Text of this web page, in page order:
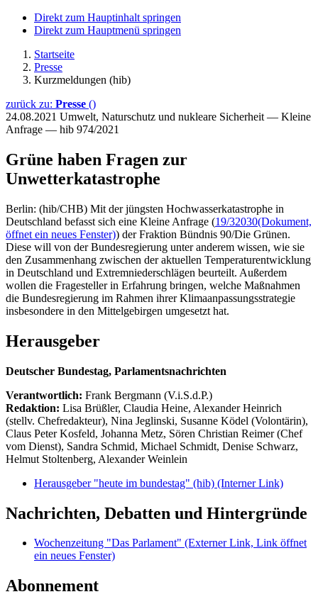
Direkt zum Hauptinhalt springen
Direkt zum Hauptmenü springen
Startseite
Presse
Kurzmeldungen (hib)
zurück zu: Presse ()
24.08.2021 Umwelt, Naturschutz und nukleare Sicherheit — Kleine
Anfrage — hib 974/2021
Grüne haben Fragen zur
Unwetterkatastrophe
Berlin: (hib/CHB) Mit der jüngsten Hochwasserkatastrophe in
Deutschland befasst sich eine Kleine Anfrage (19/32030(Dokument,
öffnet ein neues Fenster)) der Fraktion Bündnis 90/Die Grünen.
Diese will von der Bundesregierung unter anderem wissen, wie sie
den Zusammenhang zwischen der aktuellen Temperaturentwicklung
in Deutschland und Extremniederschlägen beurteilt. Außerdem
wollen die Fragesteller in Erfahrung bringen, welche Maßnahmen
die Bundesregierung im Rahmen ihrer Klimaanpassungsstrategie
insbesondere in den Mittelgebirgen umgesetzt hat.
Herausgeber
Deutscher Bundestag, Parlamentsnachrichten
Verantwortlich: Frank Bergmann (V.i.S.d.P.)
Redaktion: Lisa Brüßler, Claudia Heine, Alexander Heinrich
(stellv. Chefredakteur), Nina Jeglinski, Susanne Ködel (Volontärin),
Claus Peter Kosfeld, Johanna Metz, Sören Christian Reimer (Chef
vom Dienst), Sandra Schmid, Michael Schmidt, Denise Schwarz,
Helmut Stoltenberg, Alexander Weinlein
Herausgeber "heute im bundestag" (hib) (Interner Link)
Nachrichten, Debatten und Hintergründe
Wochenzeitung "Das Parlament" (Externer Link, Link öffnet
ein neues Fenster)
Abonnement